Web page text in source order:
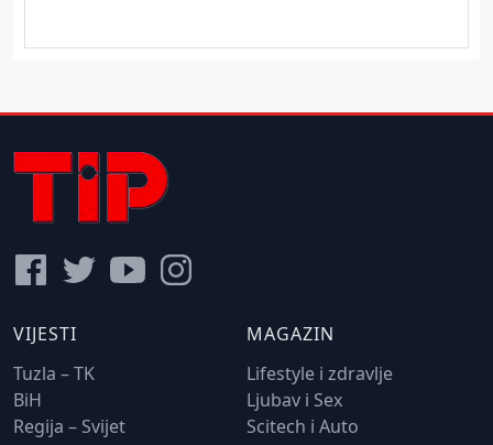
VIJESTI
Tuzla – TK
BiH
Regija – Svijet
MAGAZIN
Lifestyle i zdravlje
Ljubav i Sex
Scitech i Auto